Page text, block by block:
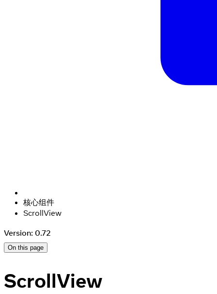
核心组件
ScrollView
Version: 0.72
On this page
ScrollView